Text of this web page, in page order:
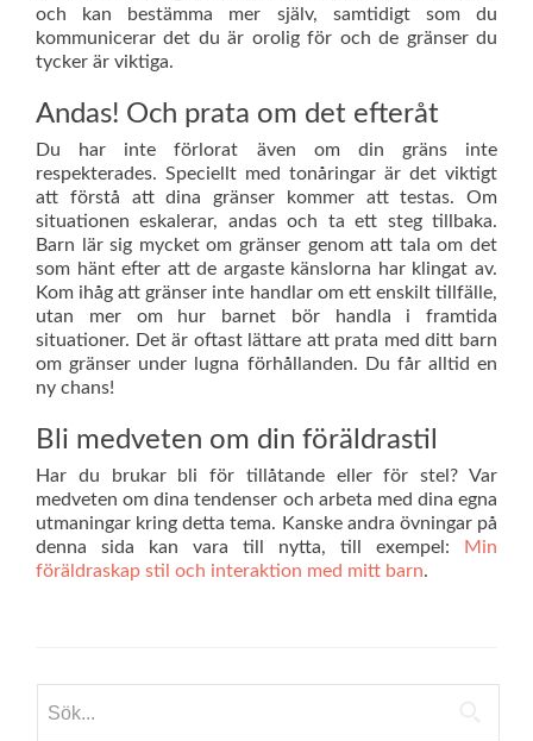
och kan bestämma mer själv, samtidigt som du
kommunicerar det du är orolig för och de gränser du
tycker är viktiga.
Andas! Och prata om det efteråt
Du har inte förlorat även om din gräns inte
respekterades. Speciellt med tonåringar är det viktigt
att förstå att dina gränser kommer att testas. Om
situationen eskalerar, andas och ta ett steg tillbaka.
Barn lär sig mycket om gränser genom att tala om det
som hänt efter att de argaste känslorna har klingat av.
Kom ihåg att gränser inte handlar om ett enskilt tillfälle,
utan mer om hur barnet bör handla i framtida
situationer. Det är oftast lättare att prata med ditt barn
om gränser under lugna förhållanden. Du får alltid en
ny chans!
Bli medveten om din föräldrastil
Har du brukar bli för tillåtande eller för stel? Var
medveten om dina tendenser och arbeta med dina egna
utmaningar kring detta tema. Kanske andra övningar på
denna sida kan vara till nytta, till exempel: Min
föräldraskap stil och interaktion med mitt barn.
efter: